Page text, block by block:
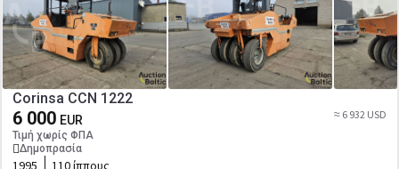
Corinsa CCN 1222
6 000 EUR
Τιμή χωρίς ΦΠΑ
Δημοπρασία
≈ 6 932 USD
1995
110 ίππους